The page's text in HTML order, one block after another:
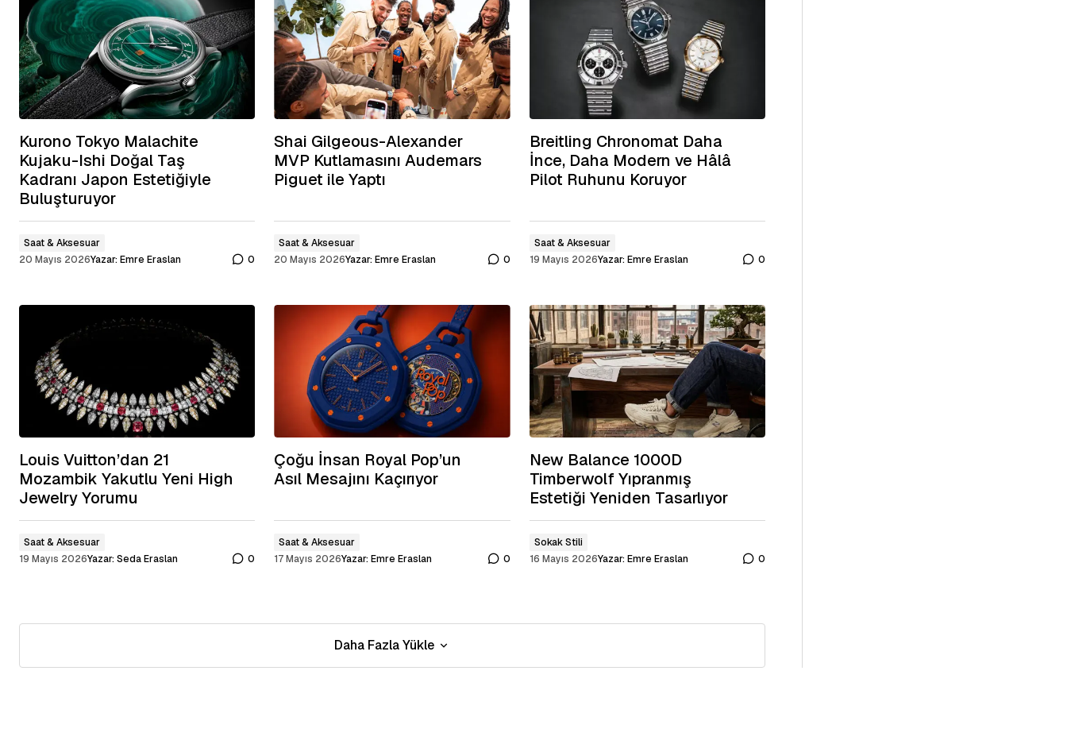
Kurono Tokyo Malachite
Kujaku-Ishi Doğal Taş
Kadranı Japon Estetiğiyle
Buluşturuyor
Saat & Aksesuar
20 Mayıs 2026Yazar: Emre Eraslan 0
Shai Gilgeous-Alexander
MVP Kutlamasını Audemars
Piguet ile Yaptı
Saat & Aksesuar
20 Mayıs 2026Yazar: Emre Eraslan 0
Breitling Chronomat Daha
İnce, Daha Modern ve Hâlâ
Pilot Ruhunu Koruyor
Saat & Aksesuar
19 Mayıs 2026Yazar: Emre Eraslan 0
Louis Vuitton’dan 21
Mozambik Yakutlu Yeni High
Jewelry Yorumu
Saat & Aksesuar
19 Mayıs 2026Yazar: Seda Eraslan 0
Çoğu İnsan Royal Pop’un
Asıl Mesajını Kaçırıyor
Saat & Aksesuar
17 Mayıs 2026Yazar: Emre Eraslan 0
New Balance 1000D
Timberwolf Yıpranmış
Estetiği Yeniden Tasarlıyor
Sokak Stili
16 Mayıs 2026Yazar: Emre Eraslan 0
Daha Fazla Yükle
Daha Fazla Yükle